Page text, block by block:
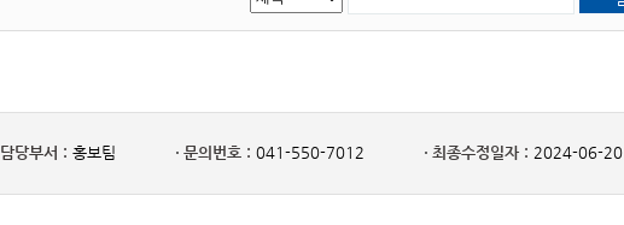
담당부서 : 홍보팀 문의번호 : 041-550-7012 최종수정일자 : 2024-06-20